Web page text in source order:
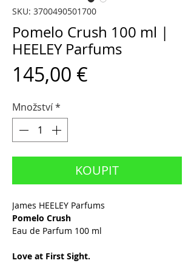
SKU: 3700490501700
Pomelo Crush 100 ml |
HEELEY Parfums
145,00 €
Množství*
KOUPIT
James HEELEY Parfums
Pomelo Crush
Eau de Parfum 100 ml
Love at First Sight.